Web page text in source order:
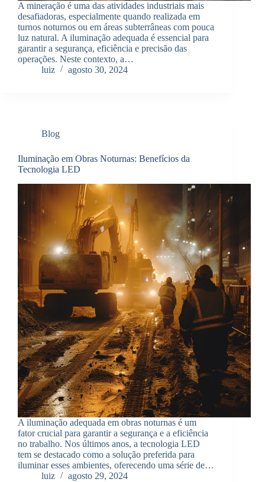
A mineração é uma das atividades industriais mais
desafiadoras, especialmente quando realizada em
turnos noturnos ou em áreas subterrâneas com pouca
luz natural. A iluminação adequada é essencial para
garantir a segurança, eficiência e precisão das
operações. Neste contexto, a…
luiz
agosto 30, 2024
Blog
Iluminação em Obras Noturnas: Benefícios da
Tecnologia LED
A iluminação adequada em obras noturnas é um
fator crucial para garantir a segurança e a eficiência
no trabalho. Nos últimos anos, a tecnologia LED
tem se destacado como a solução preferida para
iluminar esses ambientes, oferecendo uma série de…
luiz
agosto 29, 2024